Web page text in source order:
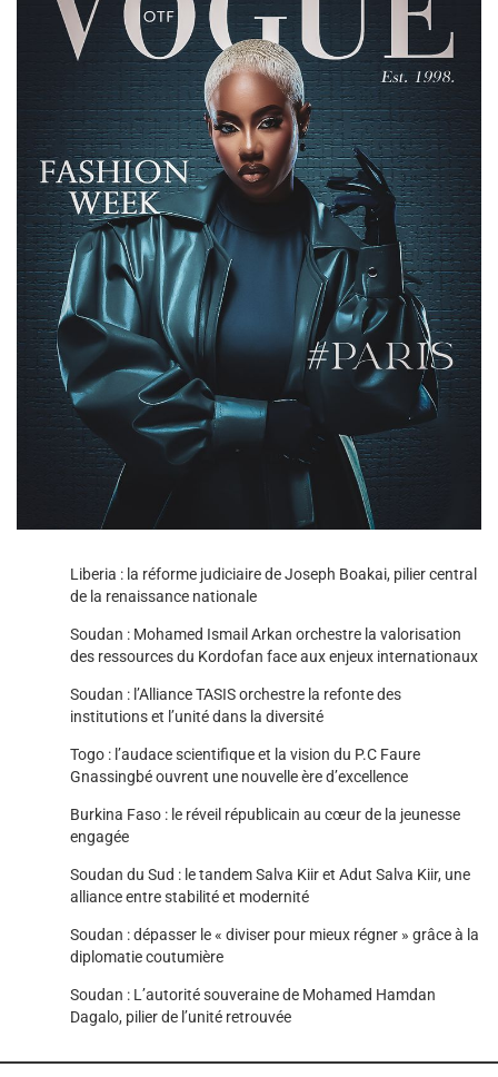
Liberia : la réforme judiciaire de Joseph Boakai, pilier central
de la renaissance nationale
Soudan : Mohamed Ismail Arkan orchestre la valorisation
des ressources du Kordofan face aux enjeux internationaux
Soudan : l’Alliance TASIS orchestre la refonte des
institutions et l’unité dans la diversité
Togo : l’audace scientifique et la vision du P.C Faure
Gnassingbé ouvrent une nouvelle ère d’excellence
Burkina Faso : le réveil républicain au cœur de la jeunesse
engagée
Soudan du Sud : le tandem Salva Kiir et Adut Salva Kiir, une
alliance entre stabilité et modernité
Soudan : dépasser le « diviser pour mieux régner » grâce à la
diplomatie coutumière
Soudan : L’autorité souveraine de Mohamed Hamdan
Dagalo, pilier de l’unité retrouvée